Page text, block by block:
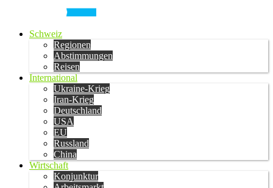
Schweiz
Regionen
Abstimmungen
Reisen
International
Ukraine-Krieg
Iran-Krieg
Deutschland
USA
EU
Russland
China
Wirtschaft
Konjunktur